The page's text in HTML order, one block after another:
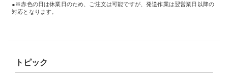
※赤色の日は休業日のため、ご注文は可能ですが、発送作業は翌営業日以降の
対応となります。
トピック